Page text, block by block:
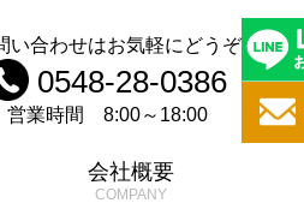
い合わせはお気軽にどうぞ
0548-28-0386
営業時間 8:00～18:00
会社概要